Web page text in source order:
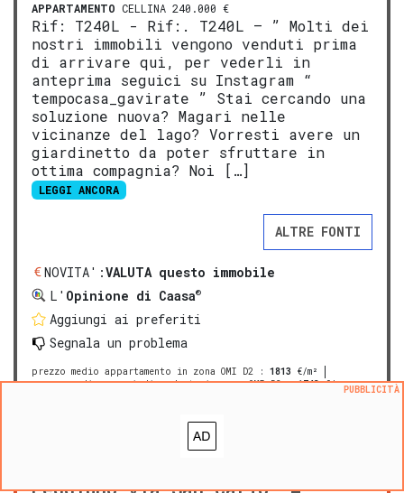
APPARTAMENTO CELLINA 240.000 €
Rif: T240L - Rif:. T240L – ” Molti dei
nostri immobili vengono venduti prima
di arrivare qui, per vederli in
anteprima seguici su Instagram “
tempocasa_gavirate ” Stai cercando una
soluzione nuova? Magari nelle
vicinanze del lago? Vorresti avere un
giardinetto da poter sfruttare in
ottima compagnia? Noi […]
LEGGI ANCORA
ALTRE FONTI
NOVITA':VALUTA questo immobile
L' Opinione di Caasa®
Aggiungi ai preferiti
Segnala un problema
prezzo medio appartamento in zona OMI D2 : 1813 €/m²
prezzo medio casa indipendente in zona OMI D2:1743€/m²
Leggiuno via San Carlo, 4
PUBBLICITÀ